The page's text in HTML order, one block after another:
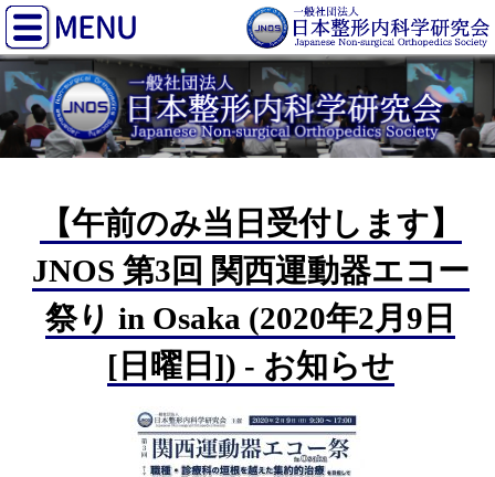
【午前のみ当日受付します】
JNOS 第3回 関西運動器エコー
祭り in Osaka (2020年2月9日
[日曜日]) - お知らせ